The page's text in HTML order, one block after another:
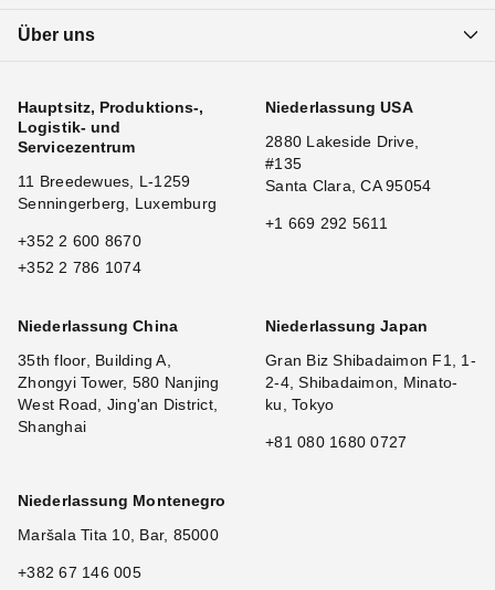
Über uns
Hauptsitz, Produktions-,
Logistik- und
Servicezentrum
11 Breedewues, L-1259
Senningerberg, Luxemburg
+352 2 600 8670
+352 2 786 1074
Niederlassung USA
2880 Lakeside Drive,
#135
Santa Clara, CA 95054
+1 669 292 5611
Niederlassung China
35th floor, Building A,
Zhongyi Tower, 580 Nanjing
West Road, Jing'an District,
Shanghai
Niederlassung Japan
Gran Biz Shibadaimon F1, 1-
2-4, Shibadaimon, Minato-
ku, Tokyo
+81 080 1680 0727
Niederlassung Montenegro
Maršala Tita 10, Bar, 85000
+382 67 146 005